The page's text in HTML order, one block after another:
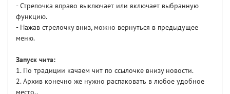
- Стрелочка вправо выключает или включает выбранную
функцию.
- Нажав стрелочку вниз, можно вернуться в предыдущее
меню.
Запуск чита:
1. По традиции качаем чит по ссылочке внизу новости.
2. Архив конечно же нужно распаковать в любое удобное
место..